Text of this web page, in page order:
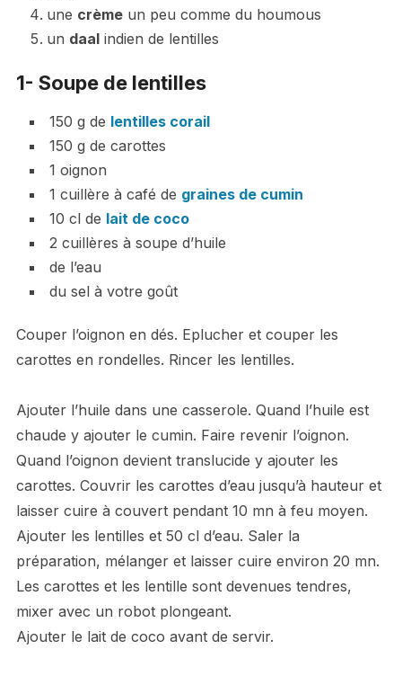
une crèmeun peu comme du houmous
un daalindien de lentilles
1- Soupe de lentilles
150 g de lentilles corail
150 g de carottes
1 oignon
1 cuillère à café de graines de cumin
10 cl de lait de coco
2 cuillères à soupe d’huile
de l’eau
du sel à votre goût
Couper l’oignon en dés. Eplucher et couper les
carottes en rondelles. Rincer les lentilles.
Ajouter l’huile dans une casserole. Quand l’huile est
chaude y ajouter le cumin. Faire revenir l’oignon.
Quand l’oignon devient translucide y ajouter les
carottes. Couvrir les carottes d’eau jusqu’à hauteur et
laisser cuire à couvert pendant 10 mn à feu moyen.
Ajouter les lentilles et 50 cl d’eau. Saler la
préparation, mélanger et laisser cuire environ 20 mn.
Les carottes et les lentille sont devenues tendres,
mixer avec un robot plongeant.
Ajouter le lait de coco avant de servir.